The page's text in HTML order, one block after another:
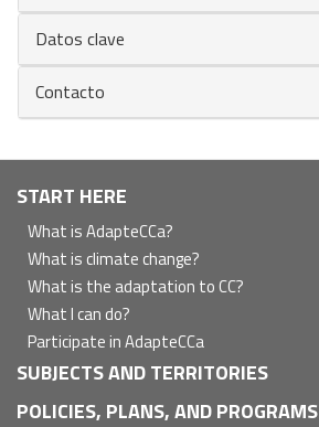
Datos clave
Contacto
Navegación
principal
START HERE
What is AdapteCCa?
What is climate change?
What is the adaptation to CC?
What I can do?
Participate in AdapteCCa
SUBJECTS AND TERRITORIES
POLICIES, PLANS, AND PROGRAMS